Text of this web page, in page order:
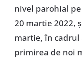
nivel parohial
20 martie 2022,
martie, în cadrul
primirea de noi